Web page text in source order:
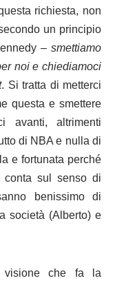
richiesta, non
un principio
– smettiamo
noi e chiediamoci
. Si tratta di metterci
questa e smettere
avanti, altrimenti
di NBA e nulla di
e fortunata perché
conta sul senso di
benissimo di
società (Alberto) e
visione che fa la